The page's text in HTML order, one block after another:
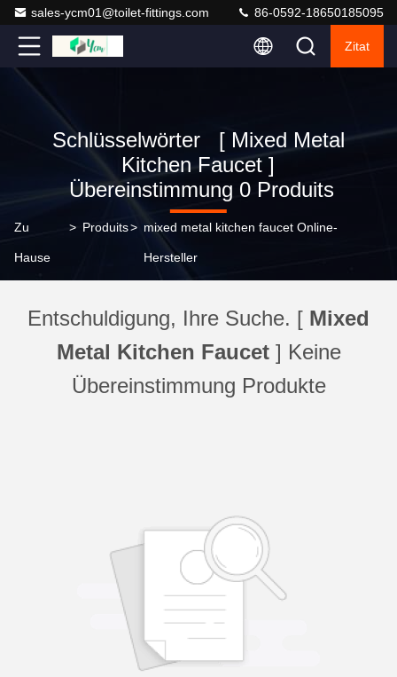
sales-ycm01@toilet-fittings.com 86-0592-18650185095
Zitat
Schlüsselwörter [ Mixed Metal
Kitchen Faucet ]
Übereinstimmung 0 Produits
Zu
Hause
> Produits> mixed metal kitchen faucet Online-
Hersteller
Entschuldigung, Ihre Suche. [ Mixed
Metal Kitchen Faucet] Keine
Übereinstimmung Produkte